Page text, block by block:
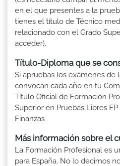
en el que presentes a la
tienes el título de Técnico
relacionado con el Grado
acceder).
Título-Diploma que se
Si apruebas los exámenes de
convocan cada año en tu
Título Oficial de Formación
Superior en Pruebas Libres
Finanzas
Más información sobre el
La Formación Profesional es
para España. No lo decimos